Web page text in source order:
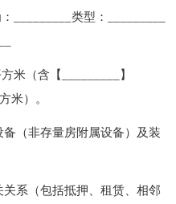
_________类型：_________
（含【_________】
米）。
（非存量房附属设备）及装
系（包括抵押、租赁、相邻